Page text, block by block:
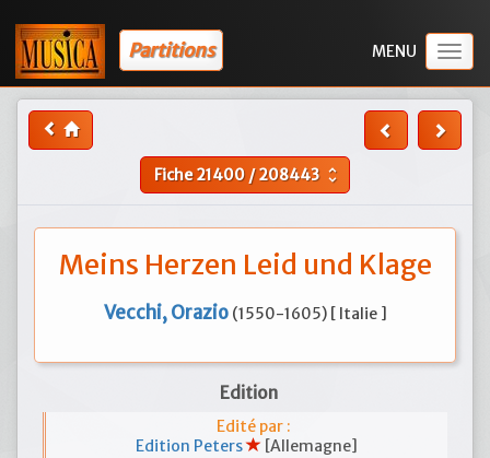
Partitions
Fiche21400 /208443 unfold_more
Meins Herzen Leid und Klage
Vecchi, Orazio (1550-1605) [ Italie ]
Edition
Edité par :
Edition Peters
[Allemagne]